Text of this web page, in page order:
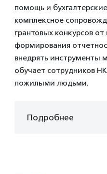
помощь и
комплексное
грантовых конкурсов
формирования
внедрять инструменты
обучает сотрудников
пожилыми людьми.
Подробнее